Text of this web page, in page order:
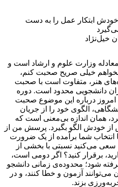
خیل‌نژاد
وزارت علوم و ارشاد است و
خیلی صریح صحبت کنم،
هنر، متفاوت است با صحبت
دانشجویی محدود است. دوره
است، ما امروز درباره این موضوع صحبت
الگوی خود را از جریان
همان اندازه بی‌معنی است که
از خودش الگو بگیرد. پرسش من از
انتخاب شما برآمده از یک ضرورت
سعی می‌کنید نسبتی با بخشی از
برقرار کنید؟ اگر دومی است،
شود؛ محدوده‌ی زمانی دانشجو
می‌توانند آزمون و خطا کنند، و در
بزند.